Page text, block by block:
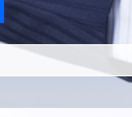
教育行业解
车企行业解